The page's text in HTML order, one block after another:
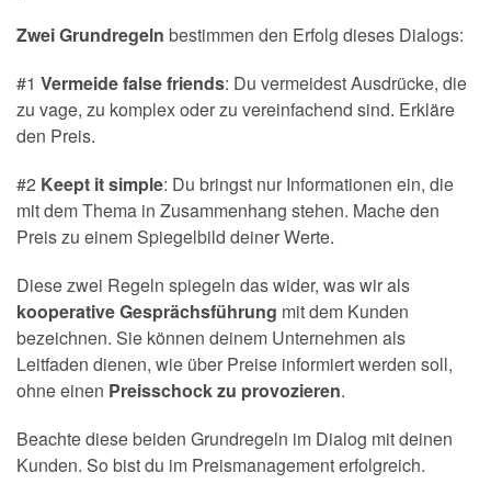
Zwei Grundregeln bestimmen den Erfolg dieses Dialogs:
#1 Vermeide false friends: Du vermeidest Ausdrücke, die
zu vage, zu komplex oder zu vereinfachend sind. Erkläre
den Preis.
#2 Keept it simple: Du bringst nur Informationen ein, die
mit dem Thema in Zusammenhang stehen. Mache den
Preis zu einem Spiegelbild deiner Werte.
Diese zwei Regeln spiegeln das wider, was wir als
kooperative Gesprächsführung mit dem Kunden
bezeichnen. Sie können deinem Unternehmen als
Leitfaden dienen, wie über Preise informiert werden soll,
ohne einen Preisschock zu provozieren.
Beachte diese beiden Grundregeln im Dialog mit deinen
Kunden. So bist du im Preismanagement erfolgreich.